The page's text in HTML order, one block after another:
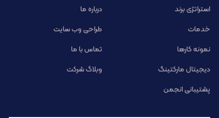
استراتژی برند
درباره ما
خدمات
طراحی وب سایت
نمونه کارها
تماس با ما
دیجیتال مارکتینگ
وبلاگ شرکت
پشتیبانی انجمن